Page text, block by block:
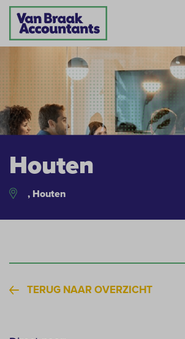
Houten
, Houten
TERUG NAAR OVERZICHT